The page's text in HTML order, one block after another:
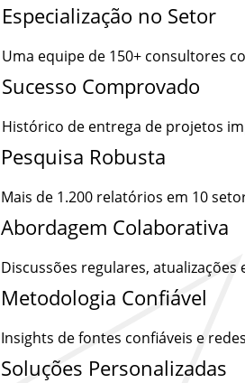
Especialização no Setor
Uma equipe de 150+ consultores
Sucesso Comprovado
Histórico de entrega de projetos
Pesquisa Robusta
Mais de 1.200 relatórios em 10
Abordagem Colaborativa
Discussões regulares,
Metodologia Confiável
Insights de fontes confiáveis e
Soluções Personalizadas